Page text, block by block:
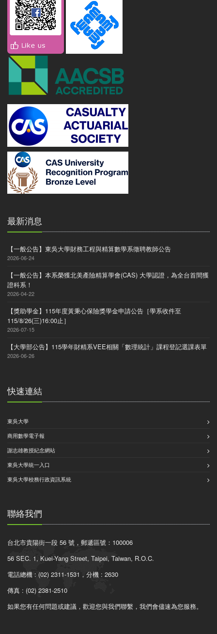
最新消息
【一般公告】東吳大學財務工程與精算數學系徵聘教師公告
2026-06-24
【一般公告】本系榮獲北美產險精算學會(CAS) 大學認證，為全台首間獲
證科系！
2026-04-22
【獎助學金】115年度黃秉心保險獎學金申請公告［學系收件至
115/8/26(三)16:00止］
2026-07-15
【大學部公告】115學年財精系VEE相關「數理統計」課程登記選課表單
2026-06-26
快速連結
東吳大學
商用數學電子報
謝志雄教授紀念網站
東吳大學統一入口
東吳大學校務行政資訊系統
聯絡我們
台北市貴陽街一段 56 號，郵遞區號：100006
56 SEC. 1, Kuei-Yang Street, Taipei, Taiwan, R.O.C.
電話總機 : (02) 2311-1531，分機 : 2630
傳真 : (02) 2381-2510
如果您有任何問題或建議，歡迎您與我們聯繫，我們會儘速為您服務。